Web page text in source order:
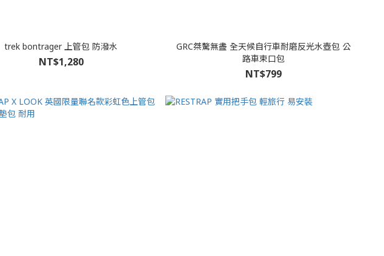
trek bontrager 上管包 防潑水
NT$1,280
GRC桀驁無盡 全天候自行車耐磨反光水壺包 公
路車束口包
NT$799